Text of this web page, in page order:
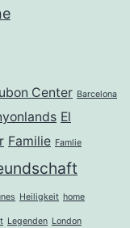
Center Barcelona
El
Familie Famlie
Heiligkeit home
Legenden London